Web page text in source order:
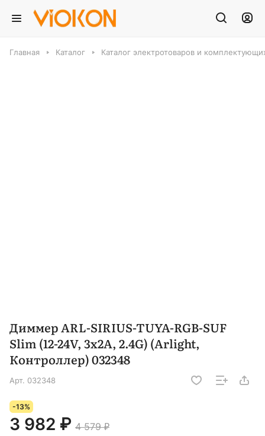
Главная Каталог Каталог электротоваров и
Диммер ARL-SIRIUS-TUYA-RGB-SUF
Slim (12-24V, 3x2A, 2.4G) (Arlight,
Контроллер) 032348
Арт. 032348
-13%
3 982 ₽ 4 579 ₽